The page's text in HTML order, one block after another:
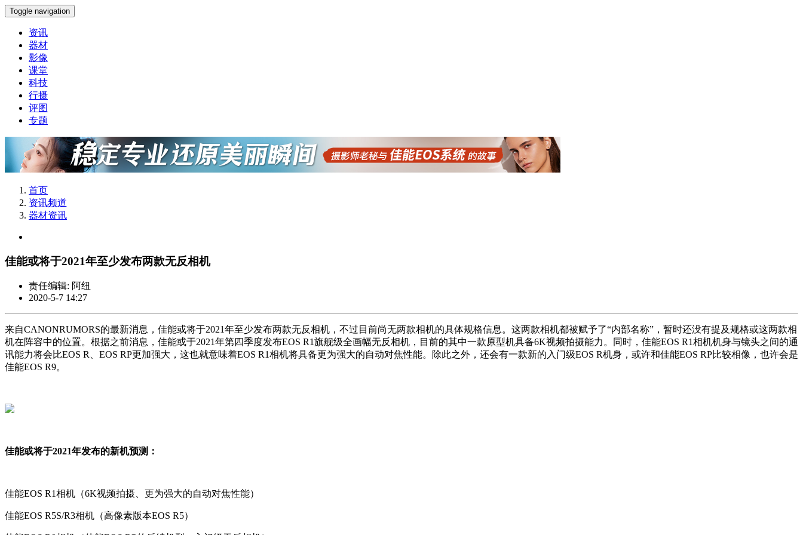
Toggle navigation
资讯
器材
影像
课堂
科技
行摄
评图
专题
首页
资讯频道
器材资讯
佳能或将于2021年至少发布两款无反相机
责任编辑: 阿纽
2020-5-7 14:27
来自CANONRUMORS的最新消息，佳能或将于2021年至少发布两款无反相机，不过目前尚无两款相机的具体规格信息。这两款相机都被赋予了“内部名称”，暂时还没有提及规格或这两款相
机在阵容中的位置。根据之前消息，佳能或于2021年第四季度发布EOS R1旗舰级全画幅无反相机，目前的其中一款原型机具备6K视频拍摄能力。同时，佳能EOS R1相机机身与镜头之间的通
讯能力将会比EOS R、EOS RP更加强大，这也就意味着EOS R1相机将具备更为强大的自动对焦性能。除此之外，还会有一款新的入门级EOS R机身，或许和佳能EOS RP比较相像，也许会是
佳能EOS R9。
佳能或将于2021年发布的新机预测：
佳能EOS R1相机（6K视频拍摄、更为强大的自动对焦性能）
佳能EOS R5S/R3相机（高像素版本EOS R5）